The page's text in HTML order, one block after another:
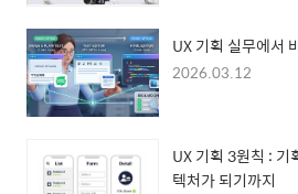
UX 기획 실무에서
2026.03.12
UX 기획 3원칙 : 기
텍처가 되기까지